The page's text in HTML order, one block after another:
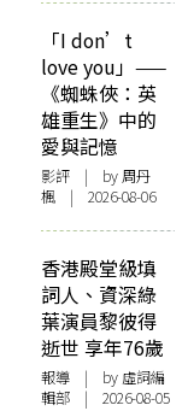
「I don’t
love you」——
《蜘蛛俠：英
雄重生》中的
愛與記憶
影評 | by周丹
楓 | 2026-08-06
香港殿堂級填
詞人、資深綠
葉演員黎彼得
逝世 享年76歲
報導 | by 虛詞編
輯部 | 2026-08-05